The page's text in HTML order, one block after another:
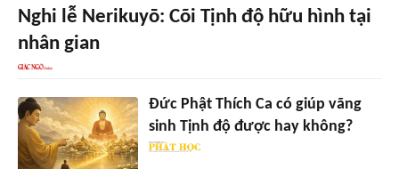
Nghi lễ Nerikuyō: Cõi Tịnh độ hữu hình tại
nhân gian
Đức Phật Thích Ca có giúp vãng
sinh Tịnh độ được hay không?